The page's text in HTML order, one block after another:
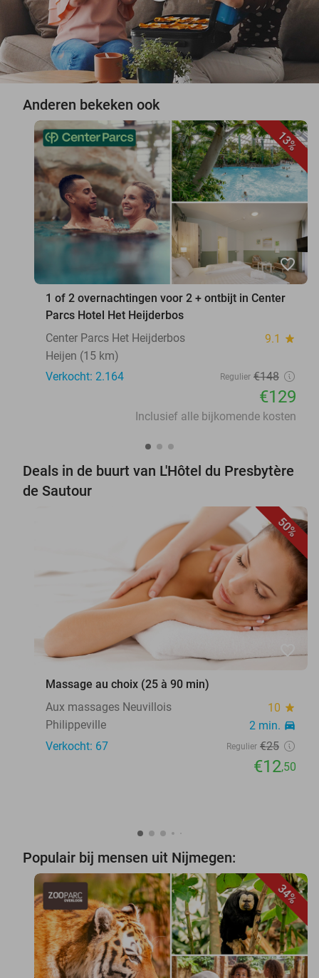
Anderen bekeken ook
13%
favorite_border
1 of 2 overnachtingen voor 2 + ontbijt in Center
Parcs Hotel Het Heijderbos
Center Parcs Het Heijderbos
9.1 star
Heijen (15 km)
Verkocht: 2.164
Regulier €148
€129
Inclusief alle bijkomende kosten
Deals in de buurt van L'Hôtel du Presbytère
de Sautour
50%
favorite_border
Massage au choix (25 à 90 min)
Aux massages Neuvillois
10 star
Philippeville 2 min. directions_car
Verkocht: 67 Regulier €25
€12,50
Populair bij mensen uit Nijmegen:
34%